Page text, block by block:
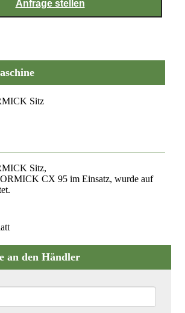
Sitz
Sitz,
CX 95 im Einsatz, wurde auf
an den Händler